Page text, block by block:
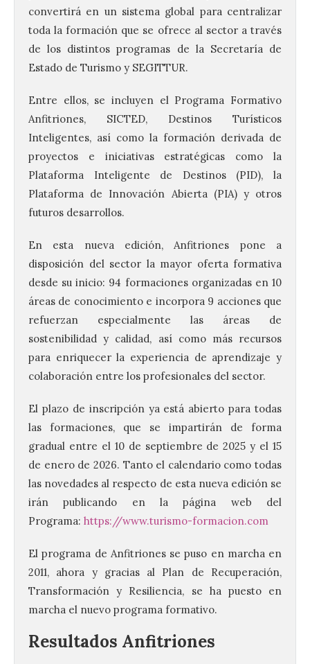
convertirá en un sistema global para centralizar
toda la formación que se ofrece al sector a través
de los distintos programas de la Secretaría de
Estado de Turismo y SEGITTUR.
Entre ellos, se incluyen el Programa Formativo
Anfitriones, SICTED, Destinos Turísticos
Inteligentes, así como la formación derivada de
proyectos e iniciativas estratégicas como la
Plataforma Inteligente de Destinos (PID), la
Plataforma de Innovación Abierta (PIA) y otros
futuros desarrollos.
En esta nueva edición, Anfitriones pone a
disposición del sector la mayor oferta formativa
desde su inicio: 94 formaciones organizadas en 10
áreas de conocimiento e incorpora 9 acciones que
refuerzan especialmente las áreas de
sostenibilidad y calidad, así como más recursos
para enriquecer la experiencia de aprendizaje y
colaboración entre los profesionales del sector.
El plazo de inscripción ya está abierto para todas
las formaciones, que se impartirán de forma
gradual entre el 10 de septiembre de 2025 y el 15
de enero de 2026. Tanto el calendario como todas
las novedades al respecto de esta nueva edición se
irán publicando en la página web del
Programa: https://www.turismo-formacion.com
El programa de Anfitriones se puso en marcha en
2011, ahora y gracias al Plan de Recuperación,
Transformación y Resiliencia, se ha puesto en
marcha el nuevo programa formativo.
Resultados Anfitriones